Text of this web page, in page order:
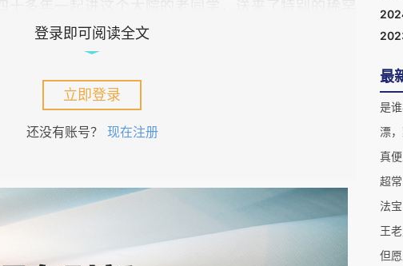
因为她知道我在西藏呆了十多年，有着特别的西藏情
也在西藏工作生活多年的小飞夫妇，同样是没见过也
雷，内里却雪白细嫩，又甜又脆。真稀罕！感谢小傅
样有特别意义的美食。（网上的资料说，藏乌梨产于
登录即可阅读全文
立即登录
还没有账号？ 现在注册
最
是
漂
真
超
法
王
但